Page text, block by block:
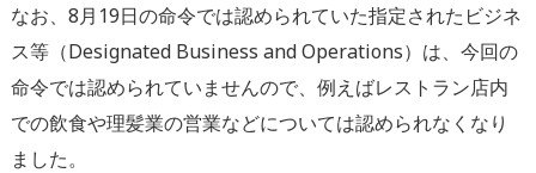
なお、8月19日の命令では認められていた指定されたビジネ
ス等（Designated Business and Operations）は、今回の
命令では認められていませんので、例えばレストラン店内
での飲食や理髪業の営業などについては認められなくなり
ました。